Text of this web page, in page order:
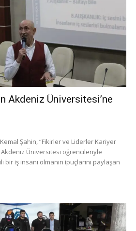
Akdeniz Üniversitesi’ne
Şahin, “Fikirler ve Liderler Kariyer
Akdeniz Üniversitesi öğrencileriyle
bir iş insanı olmanın ipuçlarını paylaşan